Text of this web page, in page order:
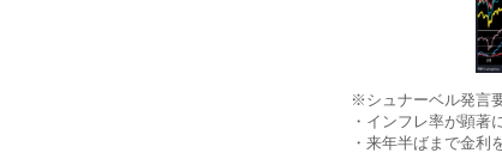
※シュナーベル発言
・インフレ率が顕著
・来年半ばまで金利